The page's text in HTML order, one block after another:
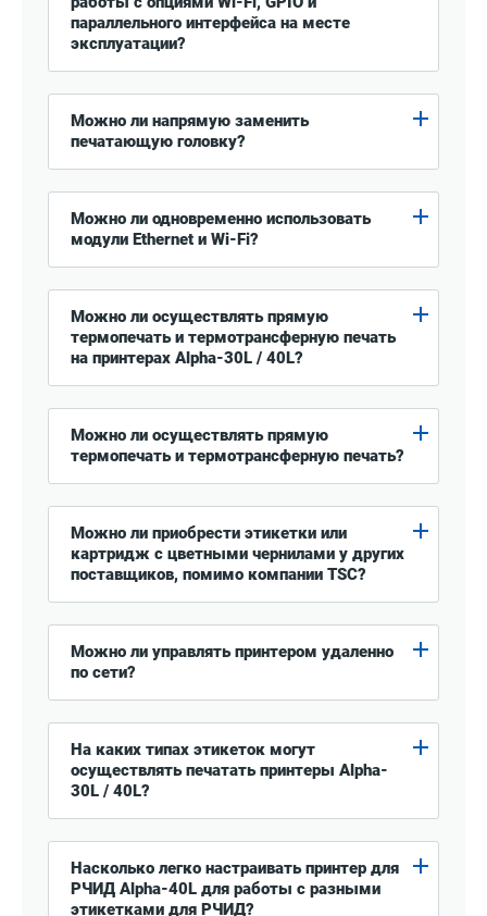
параллельного интерфейса на месте
эксплуатации?
Можно ли напрямую заменить
печатающую головку?
Можно ли одновременно использовать
модули Ethernet и Wi-Fi?
Можно ли осуществлять прямую
термопечать и термотрансферную печать
на принтерах Alpha-30L / 40L?
Можно ли осуществлять прямую
термопечать и термотрансферную печать?
Можно ли приобрести этикетки или
картридж с цветными чернилами у других
поставщиков, помимо компании TSC?
Можно ли управлять принтером удаленно
по сети?
На каких типах этикеток могут
осуществлять печатать принтеры Alpha-
30L / 40L?
Насколько легко настраивать принтер для
РЧИД Alpha-40L для работы с разными
этикетками для РЧИД?